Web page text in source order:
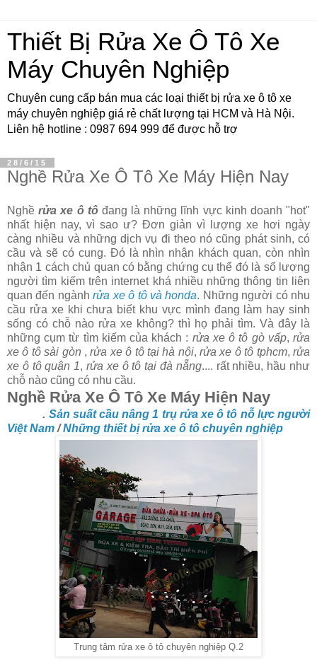
Thiết Bị Rửa Xe Ô Tô Xe
Máy Chuyên Nghiệp
Chuyên cung cấp bán mua các loại thiết bị rửa xe ô tô xe
máy chuyên nghiệp giá rẻ chất lượng tại HCM và Hà Nội.
Liên hệ hotline : 0987 694 999 để được hỗ trợ
28/6/15
Nghề Rửa Xe Ô Tô Xe Máy Hiện Nay
Nghềrửa xe ô tôđang là những lĩnh vực kinh doanh "hot"
nhất hiện nay, vì sao ư? Đơn giản vì lượng xe hơi ngày
càng nhiều và những dịch vụ đi theo nó cũng phát sinh, có
cầu và sẽ có cung. Đó là nhìn nhận khách quan, còn nhìn
nhận 1 cách chủ quan có bằng chứng cụ thể đó là số lượng
người tìm kiếm trên internet khá nhiều những thông tin liên
quan đến ngànhrửa xe ô tô và honda. Những người có nhu
cầu rửa xe khi chưa biết khu vực mình đang làm hay sinh
sống có chỗ nào rửa xe không? thì họ phải tìm. Và đây là
những cụm từ tìm kiếm của khách : rửa xe ô tô gò vấp,rửa
xe ô tô sài gòn ,rửa xe ô tô tại hà nội,rửa xe ô tô tphcm,rửa
xe ô tô quận 1,rửa xe ô tô tại đà nẵng.... rất nhiều, hầu như
chỗ nào cũng có nhu cầu.
Nghề Rửa Xe Ô Tô Xe Máy Hiện Nay
. Sản suất cầu nâng 1 trụ rửa xe ô tô nỗ lực người
Việt Nam /Những thiết bị rửa xe ô tô chuyên nghiệp
Trung tâm rửa xe ô tô chuyên nghiệp Q.2